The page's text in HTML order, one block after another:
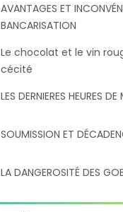
AVANTAGES ET
BANCARISATION
Le chocolat et le vin
cécité
LES DERNIERES HEURES
SOUMISSION ET
LA DANGEROSITÉ DES